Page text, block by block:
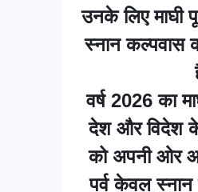
उनके लिए माघी
स्नान कल्पवास
वर्ष 2026 का
देश और विदेश
को अपनी ओर
पर्व केवल